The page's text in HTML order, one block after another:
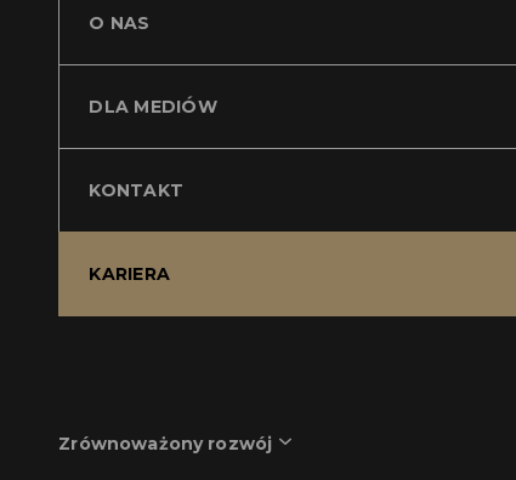
O NAS
DLA MEDIÓW
KONTAKT
KARIERA
Zrównoważony rozwój